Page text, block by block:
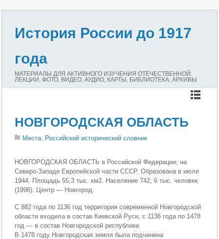
История России до 1917
года
МАТЕРИАЛЫ ДЛЯ АКТИВНОГО ИЗУЧЕНИЯ ОТЕЧЕСТВЕННОЙ:
ЛЕКЦИИ, ФОТО, ВИДЕО, АУДИО, КАРТЫ, БИБЛИОТЕКА, АРХИВЫ
НОВГОРОДСКАЯ ОБЛАСТЬ
Места, Российский исторический словник
НОВГОРОДСКАЯ ОБЛАСТЬ в Российской Федерации; на
Северо-Западе Европейской части СССР. Образована в июле
1944. Площадь 55,3 тыс. км2. Население 742, 6 тыс. человек
(1996). Центр — Новгород.
С 882 года по 1136 год территория современной Новгородской
области входила в состав Киевской Руси, с 1136 года по 1478
год — в состав Новгородской республики.
В 1478 году Новгородская земля была подчинена